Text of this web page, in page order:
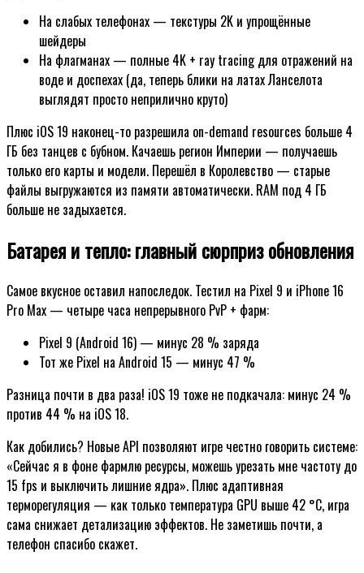
На слабых телефонах — текстуры 2K и упрощённые
шейдеры
На флагманах — полные 4K + ray tracing для отражений на
воде и доспехах (да, теперь блики на латах Ланселота
выглядят просто неприлично круто)
Плюс iOS 19 наконец-то разрешила on-demand resources больше 4
ГБ без танцев с бубном. Качаешь регион Империи — получаешь
только его карты и модели. Перешёл в Королевство — старые
файлы выгружаются из памяти автоматически. RAM под 4 ГБ
больше не задыхается.
Батарея и тепло: главный сюрприз обновления
Самое вкусное оставил напоследок. Тестил на Pixel 9 и iPhone 16
Pro Max — четыре часа непрерывного PvP + фарм:
Pixel 9 (Android 16) — минус 28 % заряда
Тот же Pixel на Android 15 — минус 47 %
Разница почти в два раза! iOS 19 тоже не подкачала: минус 24 %
против 44 % на iOS 18.
Как добились? Новые API позволяют игре честно говорить системе:
«Сейчас я в фоне фармлю ресурсы, можешь урезать мне частоту до
15 fps и выключить лишние ядра». Плюс адаптивная
терморегуляция — как только температура GPU выше 42 °C, игра
сама снижает детализацию эффектов. Не заметишь почти, а
телефон спасибо скажет.